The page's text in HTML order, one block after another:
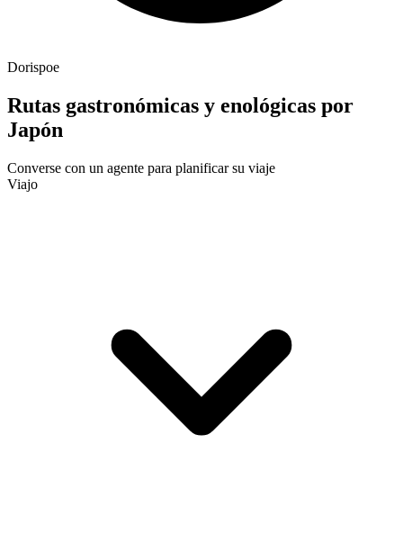
Dorispoe
Rutas gastronómicas y enológicas por
Japón
Converse con un agente para planificar su viaje
Viajo